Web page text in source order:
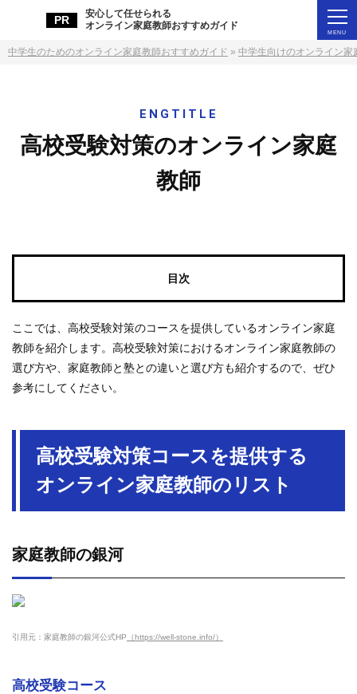
安⼼して任せられる
オンライン家庭教師おすすめガイド
中学生のためのオンライン家庭教師おすすめガイド » 中学生向けのオンライン家
高校受験対策のオンライン家庭
教師
ここでは、高校受験対策のコースを提供しているオンライン家庭
教師を紹介します。高校受験対策におけるオンライン家庭教師の
選び方や、家庭教師と塾との違いと選び方も紹介するので、ぜひ
参考にしてください。
高校受験対策コースを提供する
オンライン家庭教師のリスト
家庭教師の銀河
引用元：家庭教師の銀河公式HP （https://well-stone.info/）
高校受験コース